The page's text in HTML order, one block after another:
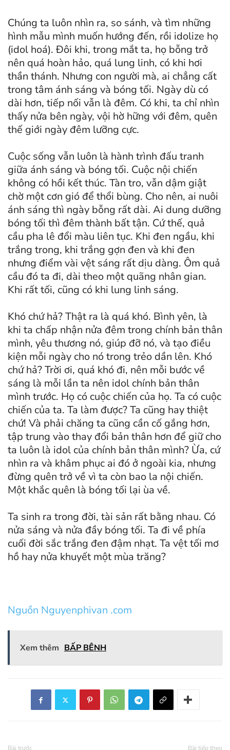
Chúng ta luôn nhìn ra, so sánh, và tìm những
hình mẫu mình muốn hướng đến, rồi idolize họ
(idol hoá). Đôi khi, trong mắt ta, họ bỗng trở
nên quá hoàn hảo, quá lung linh, có khi hơi
thần thánh. Nhưng con người mà, ai chẳng cất
trong tâm ánh sáng và bóng tối. Ngày dù có
dài hơn, tiếp nối vẫn là đêm. Có khi, ta chỉ nhìn
thấy nửa bên ngày, vội hờ hững với đêm, quên
thế giới ngày đêm lưỡng cực.
Cuộc sống vẫn luôn là hành trình đấu tranh
giữa ánh sáng và bóng tối. Cuộc nội chiến
không có hồi kết thúc. Tàn tro, vẫn dậm giật
chờ một cơn gió để thổi bùng. Cho nên, ai nuôi
ánh sáng thì ngày bỗng rất dài. Ai dung dưỡng
bóng tối thì đêm thành bất tận. Cứ thế, quả
cầu pha lê đổi màu liên tục. Khi đen ngầu, khi
trắng trong, khi trắng gợn đen và khi đen
nhưng điểm vài vệt sáng rất dịu dàng. Ôm quả
cầu đó ta đi, dài theo một quãng nhân gian.
Khi rất tối, cũng có khi lung linh sáng.
Khó chứ hả? Thật ra là quá khó. Bình yên, là
khi ta chấp nhận nửa đêm trong chính bản thân
mình, yêu thương nó, giúp đỡ nó, và tạo điều
kiện mỗi ngày cho nó trong trẻo dần lên. Khó
chứ hả? Trời ơi, quá khó đi, nên mỗi bước về
sáng là mỗi lần ta nên idol chính bản thân
mình trước. Họ có cuộc chiến của họ. Ta có cuộc
chiến của ta. Ta làm được? Ta cũng hay thiệt
chứ! Và phải chăng ta cũng cần cố gắng hơn,
tập trung vào thay đổi bản thân hơn để giữ cho
ta luôn là idol của chính bản thân mình? Ừa, cứ
nhìn ra và khâm phục ai đó ở ngoài kia, nhưng
đừng quên trở về vì ta còn bao la nội chiến.
Một khắc quên là bóng tối lại ùa về.
Ta sinh ra trong đời, tài sản rất bằng nhau. Có
nửa sáng và nửa đầy bóng tối. Ta đi về phía
cuối đời sắc trắng đen đậm nhạt. Ta vệt tối mơ
hồ hay nửa khuyết một mùa trăng?
Nguồn Nguyenphivan .com
Xem thêm BẤP BÊNH
Bài trước Bài tiếp theo